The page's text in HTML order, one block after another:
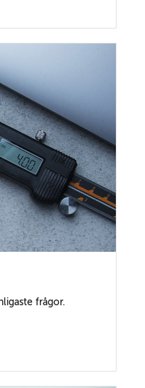
frågor.